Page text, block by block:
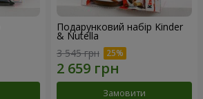
Подарунковий набір Kinder
& Nutella
3 545 грн
Замовити